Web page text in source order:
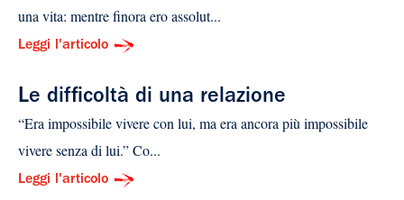
una vita: mentre finora ero assolut...
Leggi l'articolo
Le difficoltà di una relazione
“Era impossibile vivere con lui, ma era ancora più impossibile
vivere senza di lui.” Co...
Leggi l'articolo